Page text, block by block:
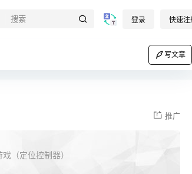
登录 快速注
写文章
推广
（定位控制器）